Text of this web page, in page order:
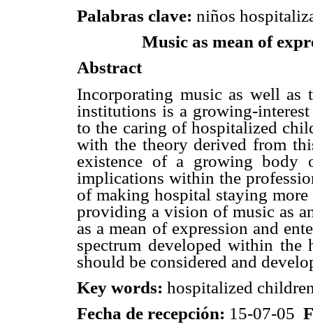
Palabras clave: niños
Music as mean of
Abstract
Incorporating music as well as
institutions is a growing-
to the caring of hospitalized
with the theory derived from
existence of a growing body
implications within the
of making hospital staying
providing a vision of music as
as a mean of expression and
spectrum developed within the
should be considered and
Key words: hospitalized
Fecha de recepción: 15-07-05